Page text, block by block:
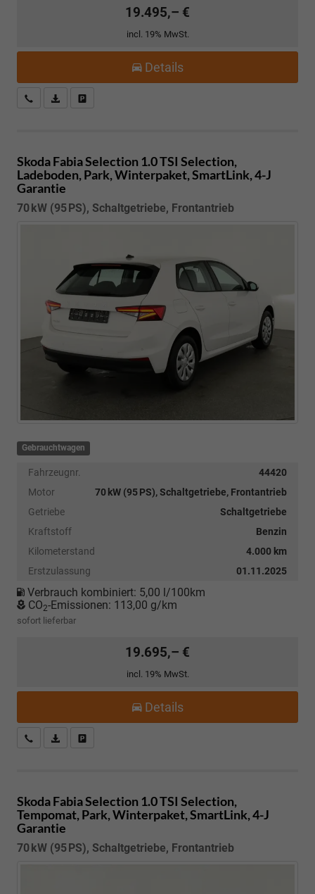
19.495,– €
incl. 19% MwSt.
Details
Kostenloser Rückruf-Service
PDF-Datei, Fahrzeugexposé drucken
Skoda FabiaSelection 1.0 TSI Selection,
Ladeboden, Park, Winterpaket, SmartLink, 4-J
Garantie
70 kW (95 PS), Schaltgetriebe, Frontantrieb
Gebrauchtwagen
Fahrzeugnr.
44420
Motor
70 kW (95 PS), Schaltgetriebe, Frontantrieb
Getriebe
Schaltgetriebe
Kraftstoff
Benzin
Kilometerstand
4.000 km
Erstzulassung
01.11.2025
Verbrauch kombiniert: 5,00 l/100km
CO2-Emissionen: 113,00 g/km
sofort lieferbar
19.695,– €
incl. 19% MwSt.
Details
Kostenloser Rückruf-Service
PDF-Datei, Fahrzeugexposé drucken
Skoda FabiaSelection 1.0 TSI Selection,
Tempomat, Park, Winterpaket, SmartLink, 4-J
Garantie
70 kW (95 PS), Schaltgetriebe, Frontantrieb